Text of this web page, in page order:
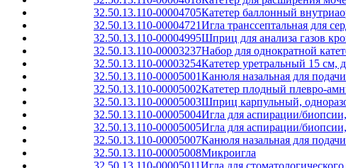
32.50.13.110-00004705Катетер баллонный
32.50.13.110-00004721Игла транссептальная для
32.50.13.110-00004995Шприц для анализа газов
32.50.13.110-00003237Набор для однократной
32.50.13.110-00003254Катетер уретральный 15 см,
32.50.13.110-00005001Канюля назальная для
32.50.13.110-00005002Катетер плодный плевро-
32.50.13.110-00005003Шприц карпульный,
32.50.13.110-00005004Игла для аспирации/
32.50.13.110-00005005Игла для аспирации/
32.50.13.110-00005007Канюля назальная для
32.50.13.110-00005008Микроигла
32.50.13.110-00005011Игла для